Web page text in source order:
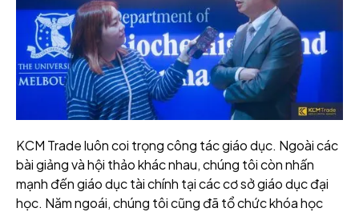
KCM Trade luôn coi trọng công tác giáo dục. Ngoài các
bài giảng và hội thảo khác nhau, chúng tôi còn nhấn
mạnh đến giáo dục tài chính tại các cơ sở giáo dục đại
học. Năm ngoái, chúng tôi cũng đã tổ chức khóa học